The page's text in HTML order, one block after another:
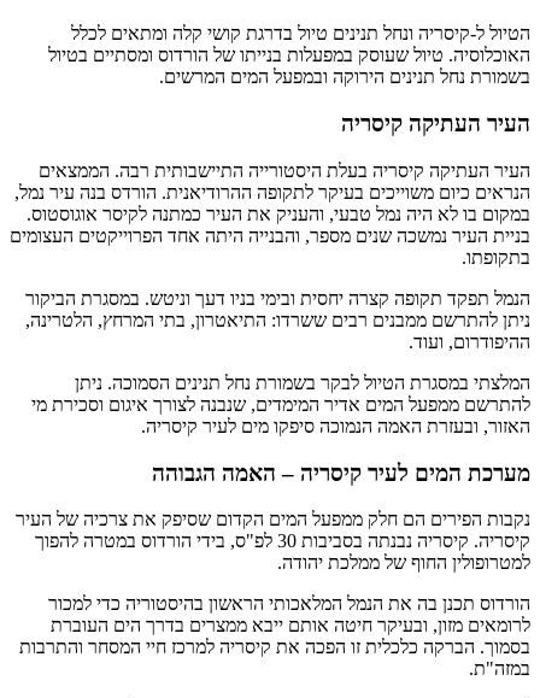
הטיול ל-קיסריה ונחל תנינים טיול בדרגת קושי קלה ומתאים לכלל
האוכלוסיה. טיול שעוסק במפעלות בנייתו של הורדוס ומסתיים בטיול
בשמורת נחל תנינים הירוקה ובמפעל המים המרשים.
העיר העתיקה קיסריה
העיר העתיקה קיסריה בעלת היסטורייה התיישבותית רבה. הממצאים
הנראים כיום משוייכים בעיקר לתקופה ההרודיאנית. הורדס בנה עיר נמל,
במקום בו לא היה נמל טבעי, והעניק את העיר כמתנה לקיסר אוגוסטוס.
בניית העיר נמשכה שנים מספר, והבנייה היתה אחד הפרוייקטים העצומים
בתקופתו.
הנמל תפקד תקופה קצרה יחסית ובימי בניו דעך וניטש. במסגרת הביקור
ניתן להתרשם ממבנים רבים ששרדו: התיאטרון, בתי המרחץ, הלטרינה,
ההיפודרום, ועוד.
המלצתי במסגרת הטיול לבקר בשמורת נחל תנינים הסמוכה. ניתן
להתרשם ממפעל המים אדיר המימדים, שנבנה לצורך איגום וסכירת מי
האזור, ובעזרת האמה הנמוכה סיפקו מים לעיר קיסריה.
מערכת המים לעיר קיסריה – האמה הגבוהה
נקבות הפירים הם חלק ממפעל המים הקדום שסיפק את צרכיה של העיר
קיסריה. קיסריה נבנתה בסביבות 30 לפ"ס, בידי הורדוס במטרה להפוך
למטרופולין החוף של ממלכת יהודה.
הורדוס תכנן בה את הנמל המלאכותי הראשון בהיסטוריה כדי למכור
לרומאים מזון, ובעיקר חיטה אותם ייבא ממצרים בדרך הים העוברת
בסמוך. הברקה כלכלית זו הפכה את קיסריה למרכז חיי המסחר והתרבות
במזה"ת.